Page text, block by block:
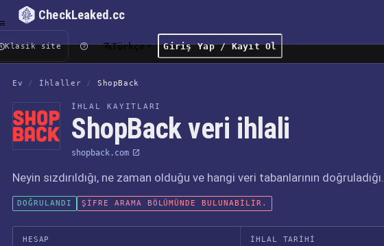
CheckLeaked.cc
Klasik site Türkçe Giriş Yap / Kayıt Ol
Ev / İhlaller / ShopBack
İHLAL KAYITLARI
ShopBack veri ihlali
shopback.com
Neyin sızdırıldığı, ne zaman olduğu ve hangi veri tabanlarının doğruladığı.
DOĞRULANDI ŞIFRE ARAMA BÖLÜMÜNDE BULUNABILIR.
HESAP İHLAL TARIHI